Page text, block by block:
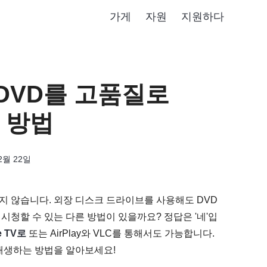
가게 자원 지원하다
를 고품질로
법
22일
않습니다. 외장 디스크 드라이브를 사용해도 DVD
청할 수 있는 다른 방법이 있을까요? 정답은 '네'입
TV로 또는 AirPlay와 VLC를 통해서도 가능합니다.
하는 방법을 알아보세요!